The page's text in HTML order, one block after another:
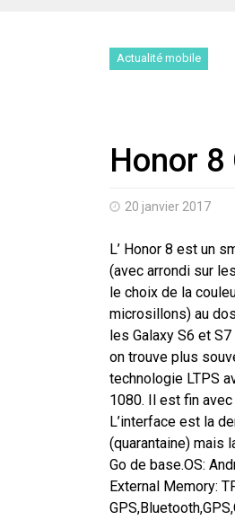
Actualité mobile
Honor 8
20 janvier 2017
L’ Honor 8 est un
(avec arrondi sur
le choix de la
microsillons) au
les Galaxy S6 et
on trouve plus
technologie LTPS
1080. Il est fin
L’interface est la
(quarantaine) mais
Go de base.OS:
External Memory: